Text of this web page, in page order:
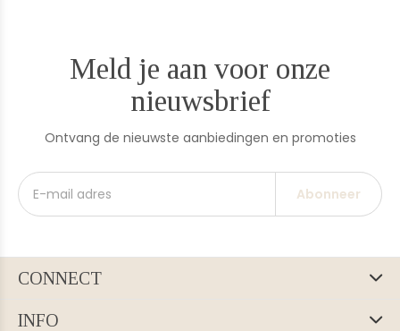
Meld je aan voor onze
nieuwsbrief
Ontvang de nieuwste aanbiedingen en promoties
Abonneer
CONNECT
INFO